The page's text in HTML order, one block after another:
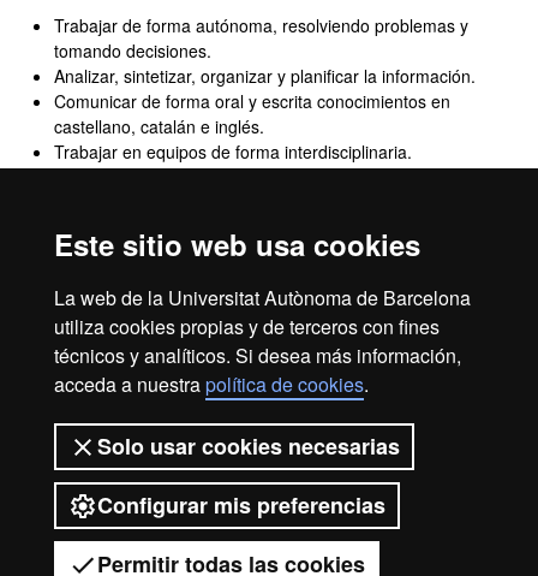
Este sitio web usa cookies
La web de la Universitat Autònoma de Barcelona
utiliza cookies propias y de terceros con fines
técnicos y analíticos. Si desea más información,
acceda a nuestrapolítica de cookies.
Solo usar cookies necesarias
Configurar mis preferencias
Permitir todas las cookies
Trabajar de forma autónoma, resolviendo problemas y
tomando decisiones.
Analizar, sintetizar, organizar y planificar la información.
Comunicar de forma oral y escrita conocimientos en
castellano, catalán e inglés.
Trabajar en equipos de forma interdisciplinaria.
liderazgo e iniciativa manteniendo la creatividad.
investigación.
Accesibilidad web
Mapa del web UAB
2026 Universitat Autònoma de
Barcelona